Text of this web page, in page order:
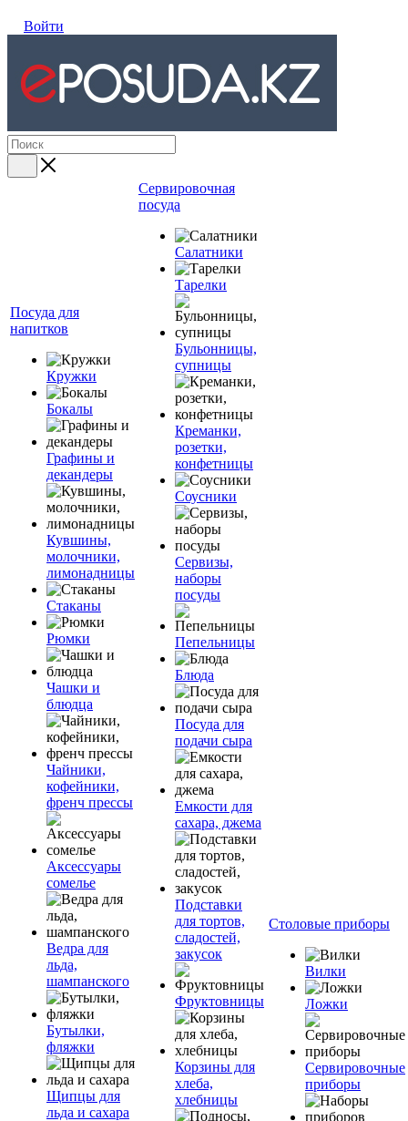
Войти
Посуда для
напитков
Кружки
Бокалы
Графины и
декандеры
Кувшины,
молочники,
лимонадницы
Стаканы
Рюмки
Чашки и
блюдца
Чайники,
кофейники,
френч прессы
Аксессуары
сомелье
Ведра для
льда,
шампанского
Бутылки,
фляжки
Щипцы для
льда и сахара
Сервировочная
посуда
Салатники
Тарелки
Бульонницы,
супницы
Креманки,
розетки,
конфетницы
Соусники
Сервизы,
наборы
посуды
Пепельницы
Блюда
Посуда для
подачи сыра
Емкости для
сахара, джема
Подставки
для тортов,
сладостей,
закусок
Фруктовницы
Корзины для
хлеба,
хлебницы
Столовые приборы
Вилки
Ложки
Сервировочные
приборы